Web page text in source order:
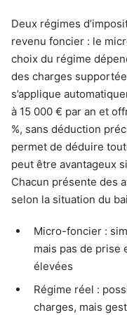
Deux régimes
revenu foncier : le
choix du régime
des charges
s’applique
à 15 000 € par an et
%, sans déduction
permet de déduire
peut être avantageux
Chacun présente des
selon la situation du
Micro-foncier :
mais pas de prise
élevées
Régime réel :
charges, mais